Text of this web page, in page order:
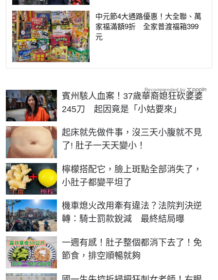
中元節4大通路優惠！大全聯、萬
家福滿額9折 全家普渡福箱399
元
賓州駭人血案！37歲華裔媳狂砍婆婆
245刀 起因竟是「小姑要來」
起床就先做件事，沒三天小腹就不見
了! 肚子一天天變小！
PR
檸檬搭配它，臉上斑點全部消失了，
小肚子都變平坦了
PR
機車熄火改用牽有違法？法院判決逆
轉：騎士罰款銳減 最終結局曝
一週有感！肚子整個都消下去了！免
節食，排空順暢就夠
PR
Recommended by